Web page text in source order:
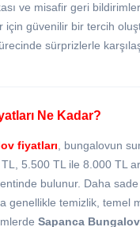
ve misafir geri
için güvenilir bir tercih
sürprizlerle
Ne Kadar?
fiyatları , bungalovun
5.500 TL ile 8.000 TL
bulunur. Daha
genellikle temizlik, temel
Sapanca Bungalov